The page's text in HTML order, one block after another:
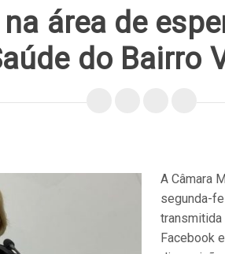
área de
do Bairro
A Câmara
segunda-
transmitida
Facebook